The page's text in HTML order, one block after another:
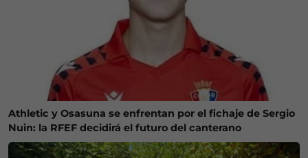
Athletic y Osasuna se enfrentan por el fichaje de Sergio
Nuin: la RFEF decidirá el futuro del canterano